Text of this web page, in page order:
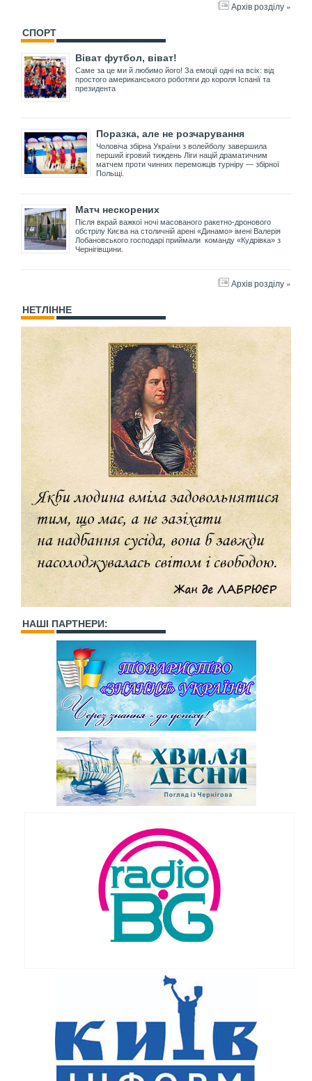
Архів розділу »
СПОРТ
Віват футбол, віват!
Саме за це ми й любимо його! За емоції одні на всіх: від
простого американського роботяги до короля Іспанії та
президента
Поразка, але не розчарування
Чоловіча збірна України з волейболу завершила
перший ігровий тиждень Ліги націй драматичним
матчем проти чинних переможців турніру — збірної
Польщі.
Матч нескорених
Після вкрай важкої ночі масованого ракетно-дронового
обстрілу Києва на столичній арені «Динамо» імені Валерія
Лобановського господарі приймали команду «Кудрівка» з
Чернігівщини.
Архів розділу »
НЕТЛІННЕ
НАШІ ПАРТНЕРИ: